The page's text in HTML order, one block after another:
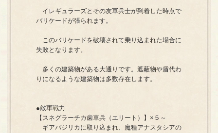
イレギュラーズとその友軍兵士が到着した時点で
バリケードが張られます。
このバリケードを破壊されて乗り込まれた場合に
失敗となります。
多くの建築物がある大通りです。遮蔽物や盾代わ
りになるような建築物は多数存在します。
●敵軍戦力
【スネグラーチカ歯車兵（エリート）】×５～
ギアバジリカに取り込まれ、魔種アナスタシアの